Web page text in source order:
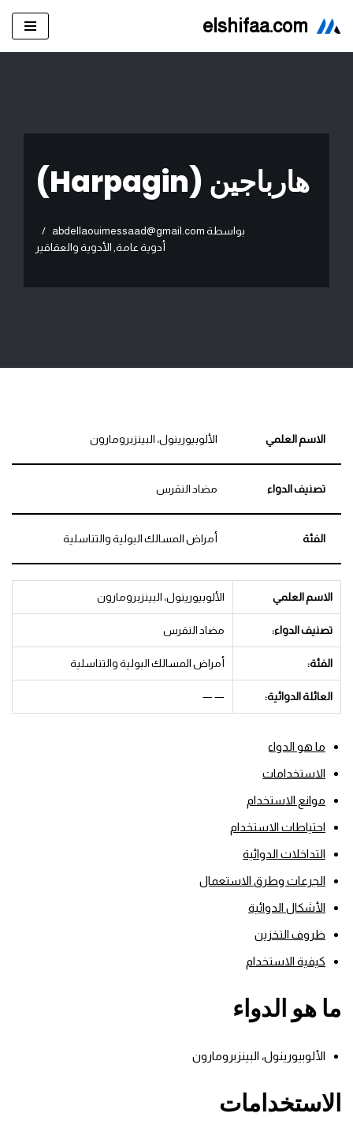
elshifaa.com
هارباجين (Harpagin)
بواسطة abdellaouimessaad@gmail.com
أدوية عامة الأدوية والعقاقير
الاسم العلمي الألوبيورينول، البينزبرومارون
تصنيف الدواء مضاد النقرس
الفئة أمراض المسالك البولية والتناسلية
الاسم العلمي الألوبيورينول، البينزبرومارون
تصنيف الدواء: مضاد النقرس
الفئة: أمراض المسالك البولية والتناسلية
العائلة الدوائية: — —
ما هو الدواء
الاستخدامات
موانع الاستخدام
احتياطات الاستخدام
التداخلات الدوائية
الجرعات وطرق الاستعمال
الأشكال الدوائية
ظروف التخزين
كيفية الاستخدام
ما هو الدواء
الألوبيورينول، البينزبرومارون
الاستخدامات